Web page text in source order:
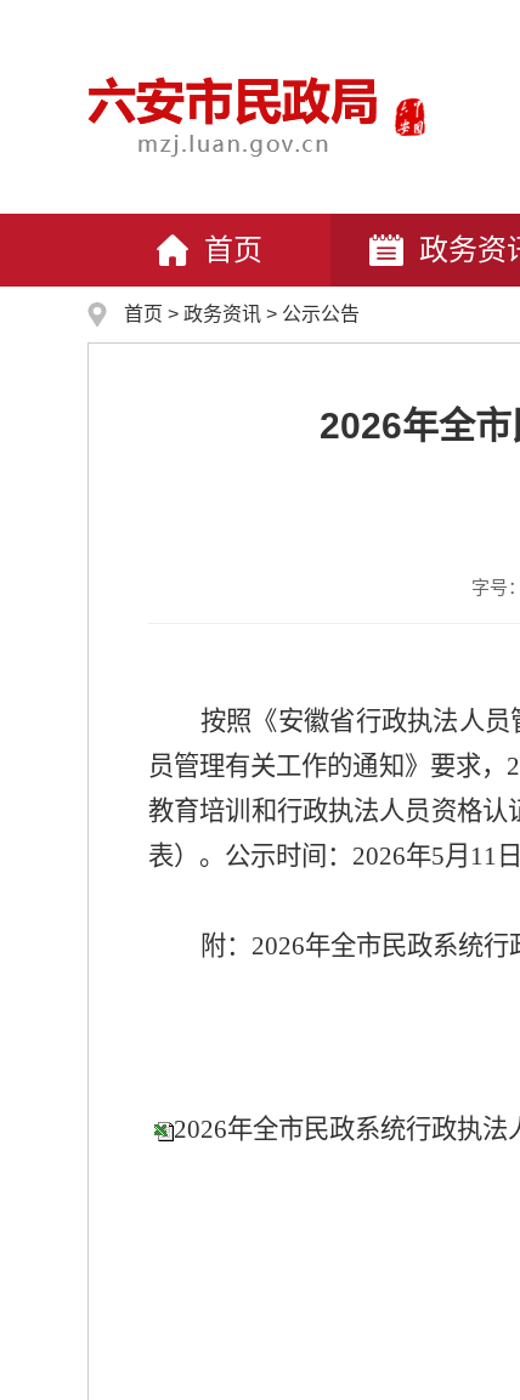
首页 政务资
首页 > 政务资讯 > 公示公告
2026年全
字号：
按照 《安徽省行政执法人
员管理有关工作的通知》 要求，
教育培训和行政执法人员资格认
表）。公示时间： 2026年5月 11
附： 2026年全市民政系统行
2026年全市民政系统行政执